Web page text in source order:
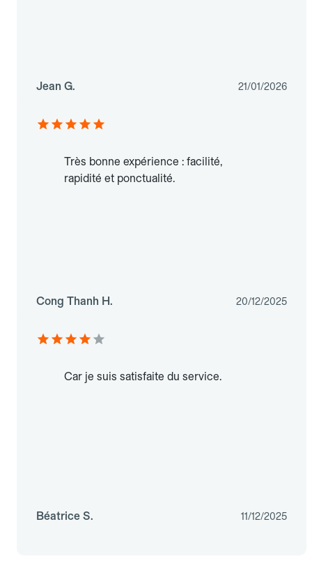
Jean G. 21/01/2026
Très bonne expérience : facilité,
rapidité et ponctualité.
Cong Thanh H. 20/12/2025
Car je suis satisfaite du service.
Béatrice S. 11/12/2025